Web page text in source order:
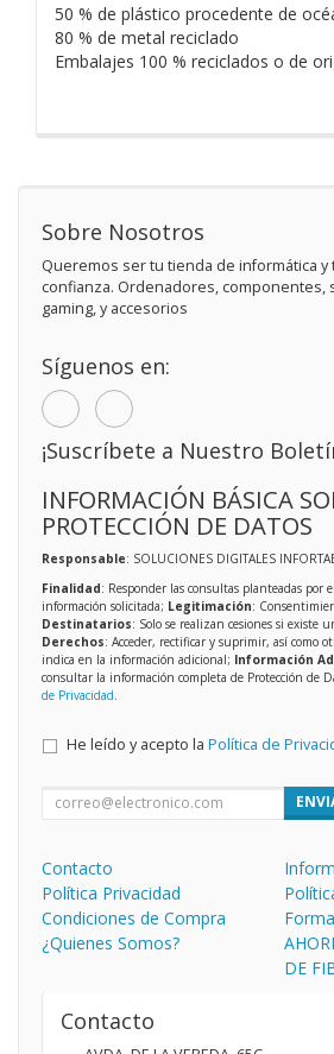
50 % de plástico procedente de
80 % de metal reciclado
Embalajes 100 % reciclados o de
Sobre Nosotros
Queremos ser tu tienda de informática y
confianza. Ordenadores, componentes,
gaming, y accesorios
Síguenos en:
¡Suscríbete a Nuestro
INFORMACIÓN BÁSICA
PROTECCIÓN DE DATOS
Responsable: SOLUCIONES DIGITALES INFORTAB
Finalidad: Responder las consultas planteadas por
información solicitada; Legitimación:
Destinatarios: Solo se realizan cesiones si existe
Derechos: Acceder, rectificar y suprimir, así como
indica en la información adicional; Información
consultar la información completa de Protección de
de Privacidad
He leído y acepto la Política de
Contacto
Política Privacidad
Condiciones de Compra
¿Quienes Somos?
DE
Contacto